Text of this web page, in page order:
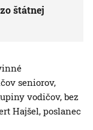
štátnej
seniorov,
vodičov, bez
Hajšel, poslanec